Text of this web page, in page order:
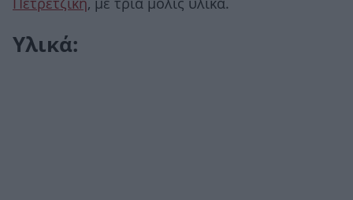
Πετρετζίκη, με τρία μόλις υλικά.
Υλικά: